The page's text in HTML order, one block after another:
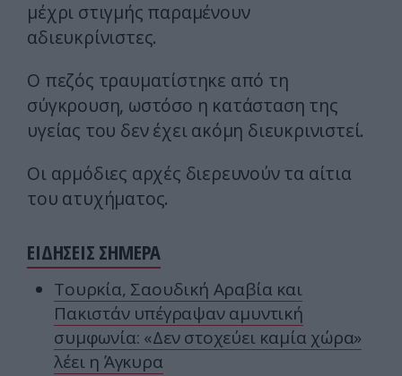
μέχρι στιγμής παραμένουν
αδιευκρίνιστες.
Ο πεζός τραυματίστηκε από τη
σύγκρουση, ωστόσο η κατάσταση της
υγείας του δεν έχει ακόμη διευκρινιστεί.
Οι αρμόδιες αρχές διερευνούν τα αίτια
του ατυχήματος.
ΕΙΔΗΣΕΙΣ ΣΗΜΕΡΑ
Τουρκία, Σαουδική Αραβία και
Πακιστάν υπέγραψαν αμυντική
συμφωνία: «Δεν στοχεύει καμία χώρα»
λέει η Άγκυρα